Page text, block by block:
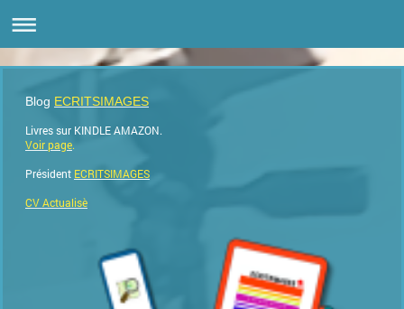
Blog ECRITSIMAGES
Livres sur KINDLE AMAZON.
Voir page.
Président ECRITSIMAGES
CV Actualisè